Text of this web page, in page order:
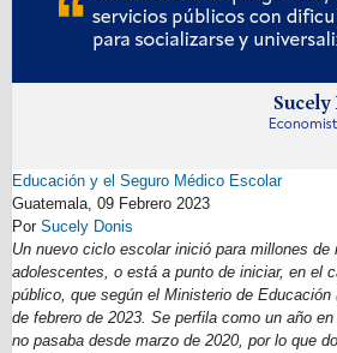
Educación y el Seguro Médico Escolar
Guatemala, 09 Febrero 2023
Por Sucely Donis
Un nuevo ciclo escolar inició para millones de
adolescentes, o está a punto de iniciar, en el
público, que según el Ministerio de Educación
de febrero de 2023. Se perfila como un año
no pasaba desde marzo de 2020, por lo que